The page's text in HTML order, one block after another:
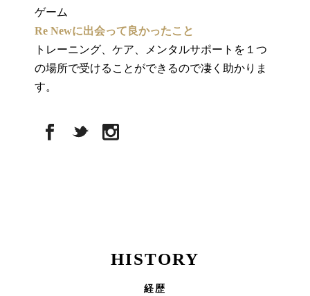
ゲーム
Re Newに出会って良かったこと
トレーニング、ケア、メンタルサポートを１つ
の場所で受けることができるので凄く助かりま
す。
HISTORY
経歴